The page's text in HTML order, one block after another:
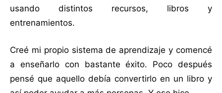
usando distintos recursos, libros y
entrenamientos.
Creé mi propio sistema de aprendizaje y comencé
a enseñarlo con bastante éxito. Poco después
pensé que aquello debía convertirlo en un libro y